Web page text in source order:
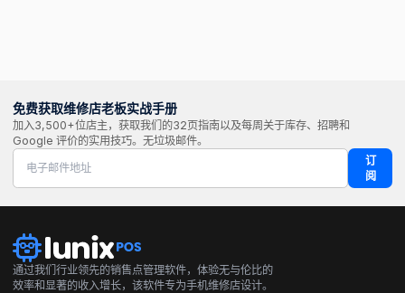
免费获取维修店老板实战手册
加入3,500+位店主，获取我们的32页指南以及每周关于库存、招聘和
Google 评价的实用技巧。无垃圾邮件。
订
阅
通过我们行业领先的销售点管理软件，体验无与伦比的
效率和显著的收入增长，该软件专为手机维修店设计。